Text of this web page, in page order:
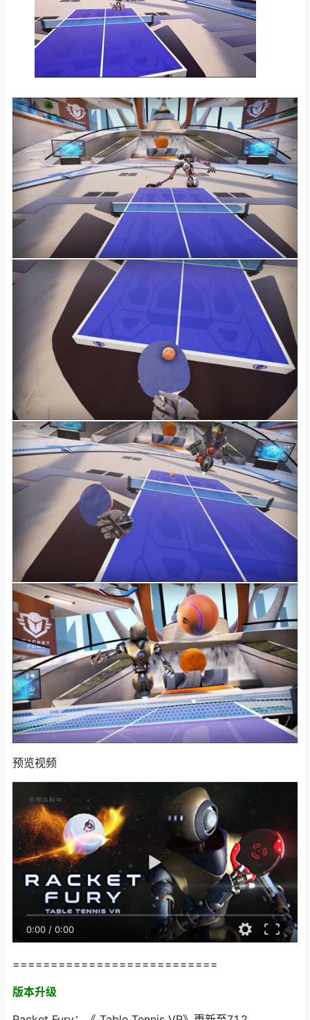
预览视频
0:00 / 0:00
===========================
版本升级